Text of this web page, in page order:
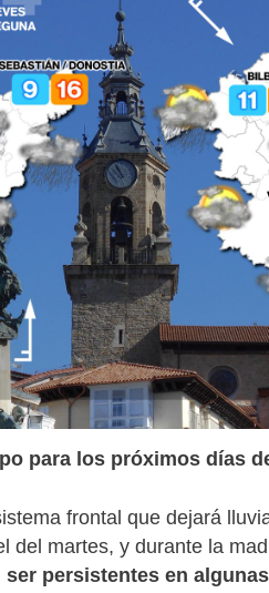
para los próximos días
frontal que dejará
del martes, y durante la
persistentes en